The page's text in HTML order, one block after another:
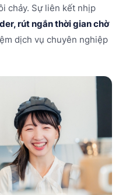
chảy. Sự liên kết nhịp
rút ngắn thời gian chờ
dịch vụ chuyên nghiệp